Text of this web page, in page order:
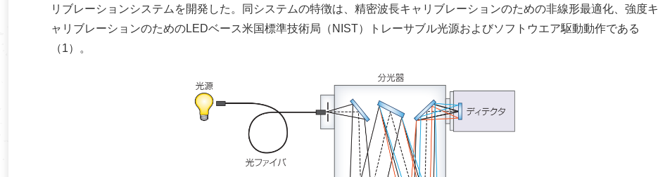
リブレーションシステムを開発した。同システムの特徴は、精密波長キャリブレーションのための非線形最適化、強度キ
ャリブレーションのためのLEDベース米国標準技術局（NIST）トレーサブル光源およびソフトウエア駆動動作である
（1）。